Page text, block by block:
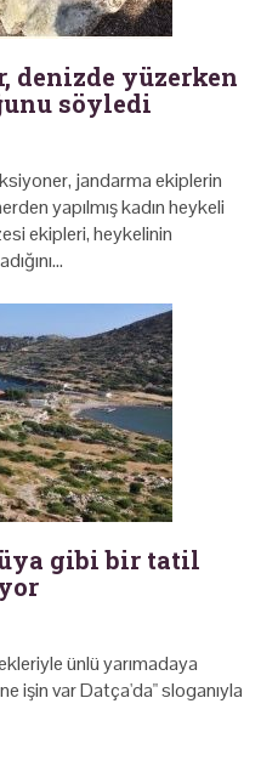
denizde yüzerken
söyledi
jandarma ekiplerin
yapılmış kadın heykeli
ekipleri, heykelinin
gibi bir tatil
ünlü yarımadaya
işin var Datça'da" sloganıyla